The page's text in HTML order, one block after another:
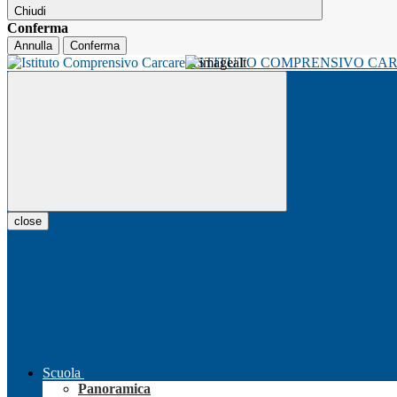
Chiudi
Conferma
Annulla Conferma
ISTITUTO COMPRENSIVO
close
Scuola
Panoramica